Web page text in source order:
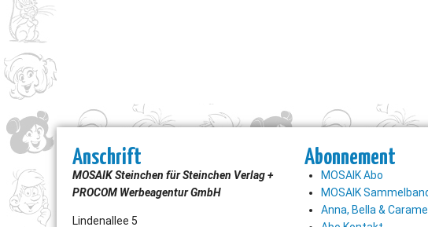
Anschrift
MOSAIK Steinchen für Steinchen Verlag +
PROCOM Werbeagentur GmbH
Lindenallee 5
Abonnement
MOSAIK Abo
MOSAIK
Anna, Bella &